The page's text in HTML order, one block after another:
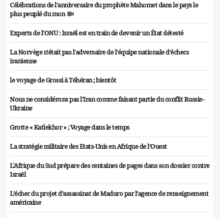
Célébrations de l'anniversaire du prophète Mahomet dans le pays le
plus peuplé du mon
Experts de l'ONU : Israël est en train de devenir un État détesté
La Norvège n'était pas l'adversaire de l'équipe nationale d'échecs
iranienne
le voyage de Grossi à Téhéran ; bientôt
Nous ne considérons pas l'Iran comme faisant partie du conflit Russie-
Ukraine
Grotte « Katlekhor » ; Voyage dans le temps
La stratégie militaire des Etats-Unis en Afrique de l’Ouest
L'Afrique du Sud prépare des centaines de pages dans son dossier contre
Israël
L’échec du projet d’assassinat de Maduro par l’agence de renseignement
américaine